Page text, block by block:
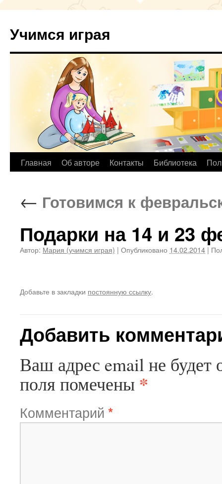
Учимся играя
Перейти
содержимому
Главная Об авторе Контакты Библиотека
← Готовимся к
Подарки на 14 и 23
Автор: Мария (учимся играя) | Опубликовано 14.02.2014 |
Добавьте в закладки постоянную ссылку.
Добавить
Ваш адрес email не будет
поля помечены *
Комментарий *